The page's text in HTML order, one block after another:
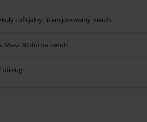
i oficjalny, licencjonowany merch
Masz 30 dni na zwrot!